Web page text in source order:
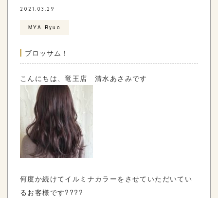
2021.03.29
MYA Ryuo
ブロッサム！
こんにちは、竜王店 清水あさみです
何度か続けてイルミナカラーをさせていただいてい
るお客様です????